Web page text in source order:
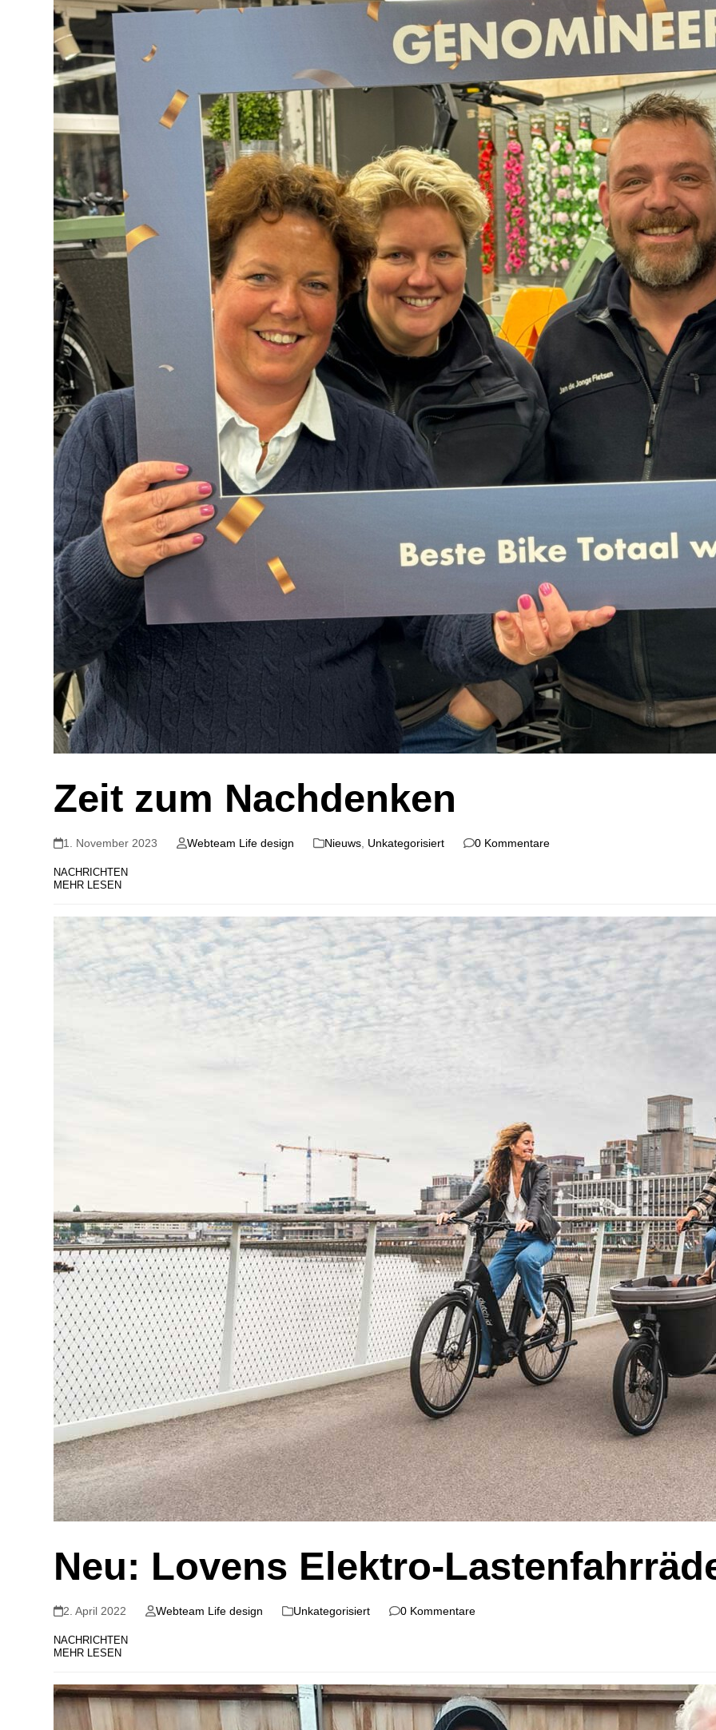
Zeit zum Nachdenken
1. November 2023 Webteam Life design Nieuws, Unkategorisiert 0 Kommentare
NACHRICHTEN
MEHR LESEN
Neu: Lovens Elektro-
2. April 2022 Webteam Life design Unkategorisiert 0 Kommentare
NACHRICHTEN
MEHR LESEN